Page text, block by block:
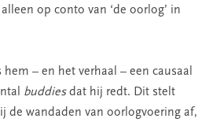
op conto van ‘de oorlog’ in
– en het verhaal – een causaal
buddiesdat hij redt. Dit stelt
de wandaden van oorlogvoering af,